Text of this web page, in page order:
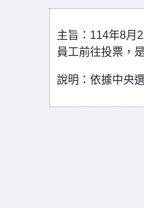
主旨：114年8月
員工前往投票，
說明：依據中央